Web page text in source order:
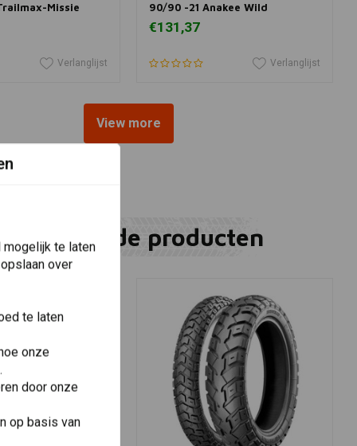
Missie
Verlanglijst
90/90 -21 Anakee Wild
€131,37
Verlanglijst
View more
producten
mogelijk te laten
over
te laten
onze
door onze
op basis van